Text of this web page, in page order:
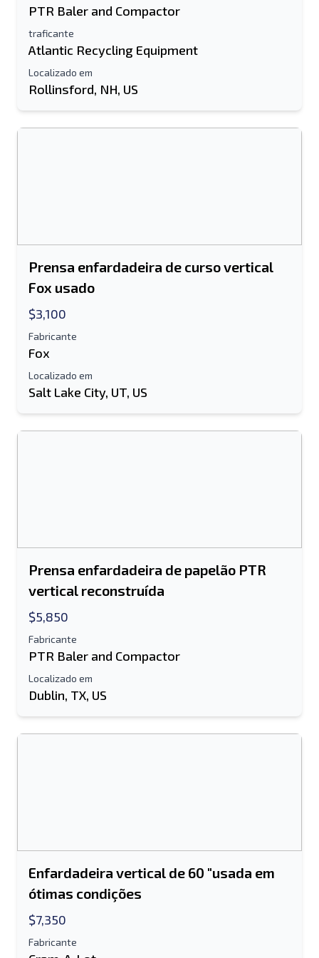
PTR Baler and Compactor
traficante
Atlantic Recycling Equipment
Localizado em
Rollinsford, NH, US
Prensa enfardadeira de curso vertical
Fox usado
$3,100
Fabricante
Fox
Localizado em
Salt Lake City, UT, US
Prensa enfardadeira de papelão PTR
vertical reconstruída
$5,850
Fabricante
PTR Baler and Compactor
Localizado em
Dublin, TX, US
Enfardadeira vertical de 60 "usada em
ótimas condições
$7,350
Fabricante